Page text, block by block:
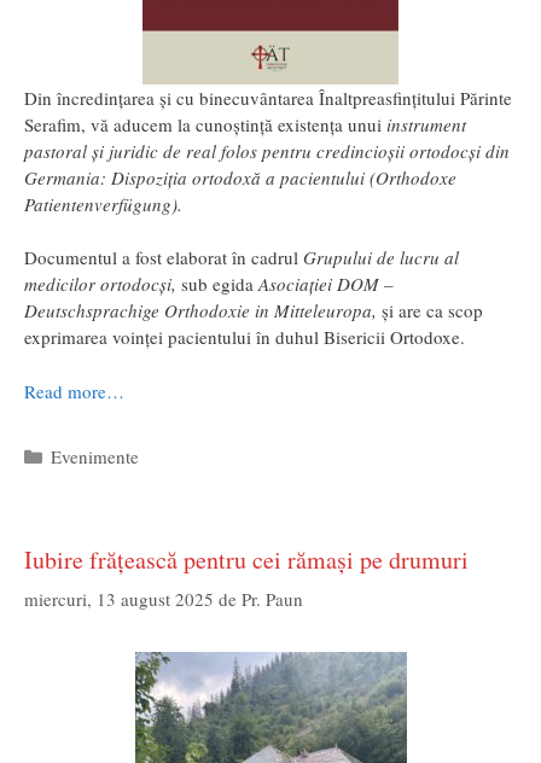
Din încredințarea și cu binecuvântarea Înaltpreasfințitului Părinte
Serafim, vă aducem la cunoștință existența unui instrument
pastoral și juridic de real folos pentru credincioșii ortodocși din
Germania: Dispoziția ortodoxă a pacientului (Orthodoxe
Patientenverfügung).
Documentul a fost elaborat în cadrul Grupului de lucru al
medicilor ortodocși, sub egidaAsociației DOM –
Deutschsprachige Orthodoxie in Mitteleuropa, și are ca scop
exprimarea voinței pacientului în duhul Bisericii Ortodoxe.
Read more…
Categorii
Evenimente
Iubire frățească pentru cei rămași pe drumuri
miercuri, 13 august 2025 de Pr. Paun